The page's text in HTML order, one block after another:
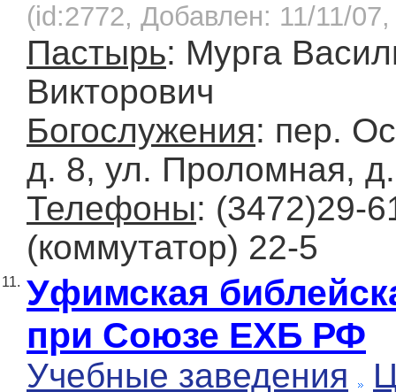
(id:2772, Добавлен: 11/11/
Пастырь: Мурга
Викторович
Богослужения: пер.
д. 8, ул. Проломная,
Телефоны: (3472)29-
(коммутатор) 22-5
11. Уфимская
при Союзе ЕХБ РФ
Учебные заведения